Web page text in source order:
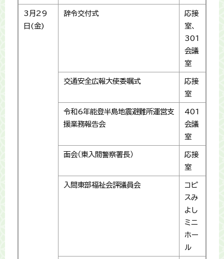
3月29
日(金)
辞令交付式
応接
室、
301
会議
室
交通安全広報大使委嘱式
応接
室
令和6年能登半島地震避難所運営支
援業務報告会
401
会議
室
面会（東入間警察署長）
応接
室
入間東部福祉会評議員会
コピ
スみ
よし
ミニ
ホー
ル